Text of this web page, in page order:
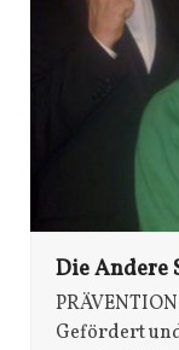
Die Andere
Gefördert